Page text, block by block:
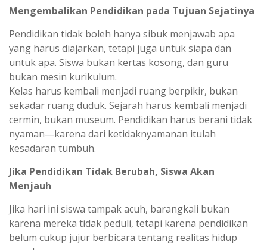
Mengembalikan Pendidikan pada Tujuan Sejatinya
Pendidikan tidak boleh hanya sibuk menjawab apa
yang harus diajarkan, tetapi juga untuk siapa dan
untuk apa. Siswa bukan kertas kosong, dan guru
bukan mesin kurikulum.
Kelas harus kembali menjadi ruang berpikir, bukan
sekadar ruang duduk. Sejarah harus kembali menjadi
cermin, bukan museum. Pendidikan harus berani tidak
nyaman—karena dari ketidaknyamanan itulah
kesadaran tumbuh.
Jika Pendidikan Tidak Berubah, Siswa Akan
Menjauh
Jika hari ini siswa tampak acuh, barangkali bukan
karena mereka tidak peduli, tetapi karena pendidikan
belum cukup jujur berbicara tentang realitas hidup